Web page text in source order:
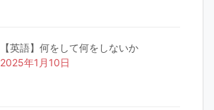
【英語】何をして何をしないか
2025年1月10日